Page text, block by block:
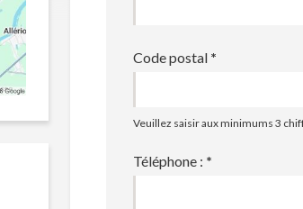
Code postal *
Veuillez saisir aux minimums 3
Téléphone : *